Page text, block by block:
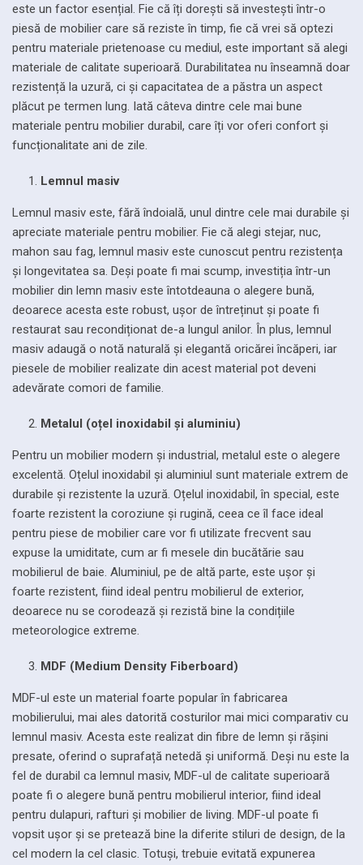
este un factor esențial. Fie că îți dorești să investești într-o
piesă de mobilier care să reziste în timp, fie că vrei să optezi
pentru materiale prietenoase cu mediul, este important să alegi
materiale de calitate superioară. Durabilitatea nu înseamnă doar
rezistență la uzură, ci și capacitatea de a păstra un aspect
plăcut pe termen lung. Iată câteva dintre cele mai bune
materiale pentru mobilier durabil, care îți vor oferi confort și
funcționalitate ani de zile.
Lemnul masiv
Lemnul masiv este, fără îndoială, unul dintre cele mai durabile și
apreciate materiale pentru mobilier. Fie că alegi stejar, nuc,
mahon sau fag, lemnul masiv este cunoscut pentru rezistența
și longevitatea sa. Deși poate fi mai scump, investiția într-un
mobilier din lemn masiv este întotdeauna o alegere bună,
deoarece acesta este robust, ușor de întreținut și poate fi
restaurat sau recondiționat de-a lungul anilor. În plus, lemnul
masiv adaugă o notă naturală și elegantă oricărei încăperi, iar
piesele de mobilier realizate din acest material pot deveni
adevărate comori de familie.
Metalul (oțel inoxidabil și aluminiu)
Pentru un mobilier modern și industrial, metalul este o alegere
excelentă. Oțelul inoxidabil și aluminiul sunt materiale extrem de
durabile și rezistente la uzură. Oțelul inoxidabil, în special, este
foarte rezistent la coroziune și rugină, ceea ce îl face ideal
pentru piese de mobilier care vor fi utilizate frecvent sau
expuse la umiditate, cum ar fi mesele din bucătărie sau
mobilierul de baie. Aluminiul, pe de altă parte, este ușor și
foarte rezistent, fiind ideal pentru mobilierul de exterior,
deoarece nu se corodează și rezistă bine la condițiile
meteorologice extreme.
MDF (Medium Density Fiberboard)
MDF-ul este un material foarte popular în fabricarea
mobilierului, mai ales datorită costurilor mai mici comparativ cu
lemnul masiv. Acesta este realizat din fibre de lemn și rășini
presate, oferind o suprafață netedă și uniformă. Deși nu este la
fel de durabil ca lemnul masiv, MDF-ul de calitate superioară
poate fi o alegere bună pentru mobilierul interior, fiind ideal
pentru dulapuri, rafturi și mobilier de living. MDF-ul poate fi
vopsit ușor și se pretează bine la diferite stiluri de design, de la
cel modern la cel clasic. Totuși, trebuie evitată expunerea